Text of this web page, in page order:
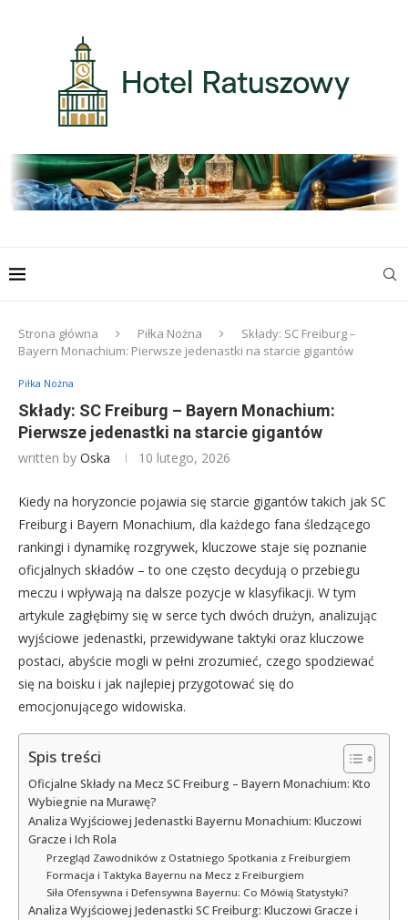
Strona główna Piłka Nożna
Składy: SC Freiburg –
Bayern Monachium: Pierwsze jedenastki na starcie gigantów
Piłka Nożna
Składy: SC Freiburg – Bayern Monachium:
Pierwsze jedenastki na starcie gigantów
written by Oska 10 lutego, 2026
Kiedy na horyzoncie pojawia się starcie gigantów takich jak SC
Freiburg i Bayern Monachium, dla każdego fana śledzącego
rankingi i dynamikę rozgrywek, kluczowe staje się poznanie
oficjalnych składów – to one często decydują o przebiegu
meczu i wpływają na dalsze pozycje w klasyfikacji. W tym
artykule zagłębimy się w serce tych dwóch drużyn, analizując
wyjściowe jedenastki, przewidywane taktyki oraz kluczowe
postaci, abyście mogli w pełni zrozumieć, czego spodziewać
się na boisku i jak najlepiej przygotować się do
emocjonującego widowiska.
Spis treści
Oficjalne Składy na Mecz SC Freiburg – Bayern Monachium: Kto
Wybiegnie na Murawę?
Analiza Wyjściowej Jedenastki Bayernu Monachium: Kluczowi
Gracze i Ich Rola
Przegląd Zawodników z Ostatniego Spotkania z Freiburgiem
Formacja i Taktyka Bayernu na Mecz z Freiburgiem
Siła Ofensywna i Defensywna Bayernu: Co Mówią Statystyki?
Analiza Wyjściowej Jedenastki SC Freiburg: Kluczowi Gracze i